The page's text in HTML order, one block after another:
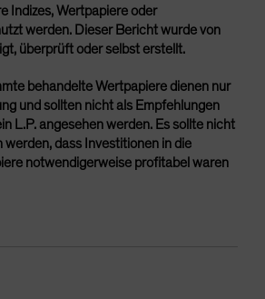
Indizes, Wertpapiere oder
werden. Dieser Bericht wurde von
überprüft oder selbst erstellt.
behandelte Wertpapiere dienen nur
und sollten nicht als Empfehlungen
L.P. angesehen werden. Es sollte nicht
werden, dass Investitionen in die
notwendigerweise profitabel waren